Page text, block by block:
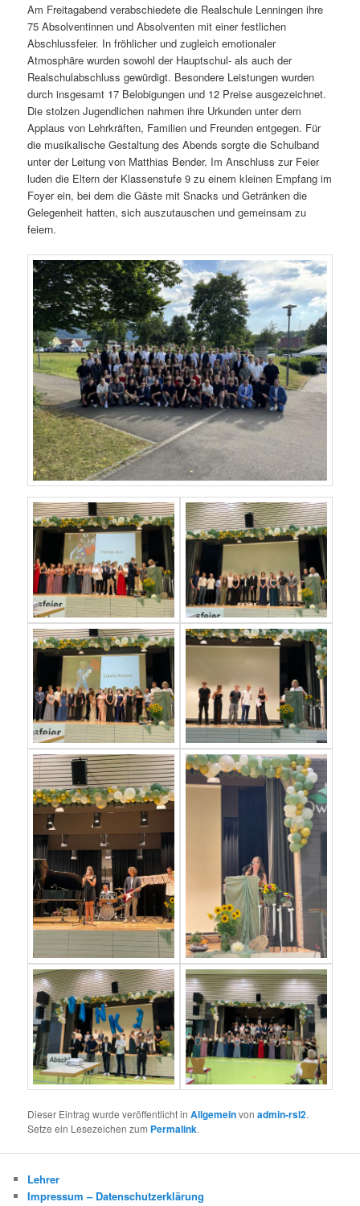
Am Freitagabend verabschiedete die Realschule Lenningen ihre
75 Absolventinnen und Absolventen mit einer festlichen
Abschlussfeier. In fröhlicher und zugleich emotionaler
Atmosphäre wurden sowohl der Hauptschul- als auch der
Realschulabschluss gewürdigt. Besondere Leistungen wurden
durch insgesamt 17 Belobigungen und 12 Preise ausgezeichnet.
Die stolzen Jugendlichen nahmen ihre Urkunden unter dem
Applaus von Lehrkräften, Familien und Freunden entgegen. Für
die musikalische Gestaltung des Abends sorgte die Schulband
unter der Leitung von Matthias Bender. Im Anschluss zur Feier
luden die Eltern der Klassenstufe 9 zu einem kleinen Empfang im
Foyer ein, bei dem die Gäste mit Snacks und Getränken die
Gelegenheit hatten, sich auszutauschen und gemeinsam zu
feiern.
Dieser Eintrag wurde veröffentlicht inAllgemeinvonadmin-rsl2.
Setze ein Lesezeichen zum Permalink.
Lehrer
Impressum – Datenschutzerklärung